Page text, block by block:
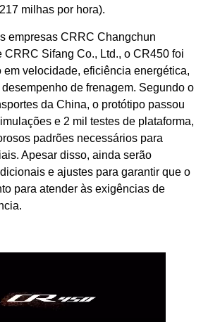
milhas por hora).
empresas CRRC Changchun
CRRC Sifang Co., Ltd., o CR450 foi
em velocidade, eficiência energética,
de frenagem. Segundo o
da China, o protótipo passou
e 2 mil testes de plataforma,
padrões necessários para
Apesar disso, ainda serão
e ajustes para garantir que o
para atender às exigências de